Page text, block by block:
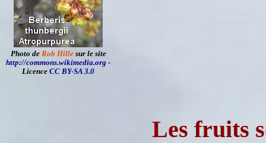
Photo de Rob Hillesur le site
http://commons.wikimedia.org -
Licence CC BY-SA 3.0
Les fruits